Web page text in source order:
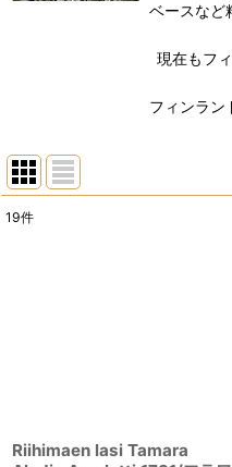
ベースなど
現在もフ
フィンラン
19件
Riihimaen lasi Tamara